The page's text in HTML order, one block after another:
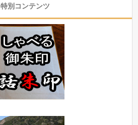
特別コンテンツ